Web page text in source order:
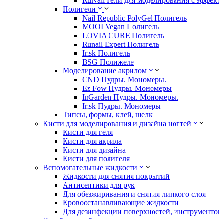
Полигели
Nail Republic PolyGel Полигель
MOOI Vegan Полигель
LOVIA CURE Полигель
Runail Expert Полигель
Irisk Полигель
BSG Полижеле
Моделирование акрилом
CND Пудры. Мономеры.
Ez Fow Пудры. Мономеры
InGarden Пудры. Мономеры.
Irisk Пудры. Мономеры
Типсы, формы, клей, шелк
Кисти для моделирования и дизайна ногтей
Кисти для геля
Кисти для акрила
Кисти для дизайна
Кисти для полигеля
Вспомогательные жидкости
Жидкости для снятия покрытий
Антисептики для рук
Для обезжиривания и снятия липкого слоя
Кровоостанавливающие жидкости
Для дезинфекции поверхностей,